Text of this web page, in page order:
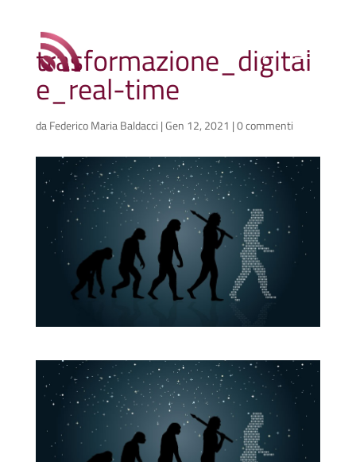
trasformazione_digital
e_real-time
daFederico Maria Baldacci |Gen 12, 2021 |0 commenti